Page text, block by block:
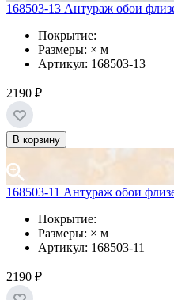
168503-13 Антураж обои
Покрытие:
Размеры: × м
Артикул: 168503-13
2190 ₽
В корзину
168503-11 Антураж обои
Покрытие:
Размеры: × м
Артикул: 168503-11
2190 ₽